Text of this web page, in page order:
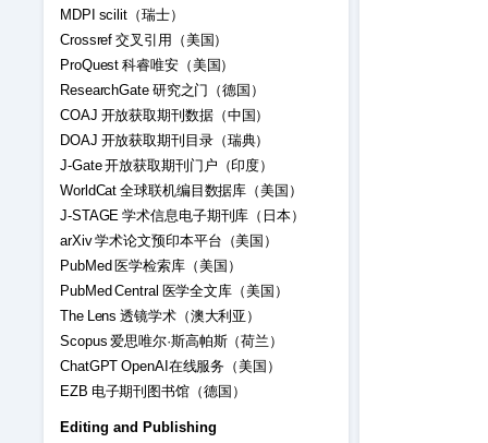
MDPI scilit（瑞士）
Crossref 交叉引用（美国）
ProQuest 科睿唯安（美国）
ResearchGate 研究之门（德国）
COAJ 开放获取期刊数据（中国）
DOAJ 开放获取期刊目录（瑞典）
J-Gate 开放获取期刊门户（印度）
WorldCat 全球联机编目数据库（美国）
J-STAGE 学术信息电子期刊库（日本）
arXiv 学术论文预印本平台（美国）
PubMed 医学检索库（美国）
PubMed Central 医学全文库（美国）
The Lens 透镜学术（澳大利亚）
Scopus 爱思唯尔·斯高帕斯（荷兰）
ChatGPT OpenAI在线服务（美国）
EZB 电子期刊图书馆（德国）
Editing and Publishing